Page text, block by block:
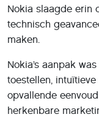
Nokia slaagde erin
technisch
maken.
Nokia’s aanpak
toestellen, intuïtieve
opvallende
herkenbare